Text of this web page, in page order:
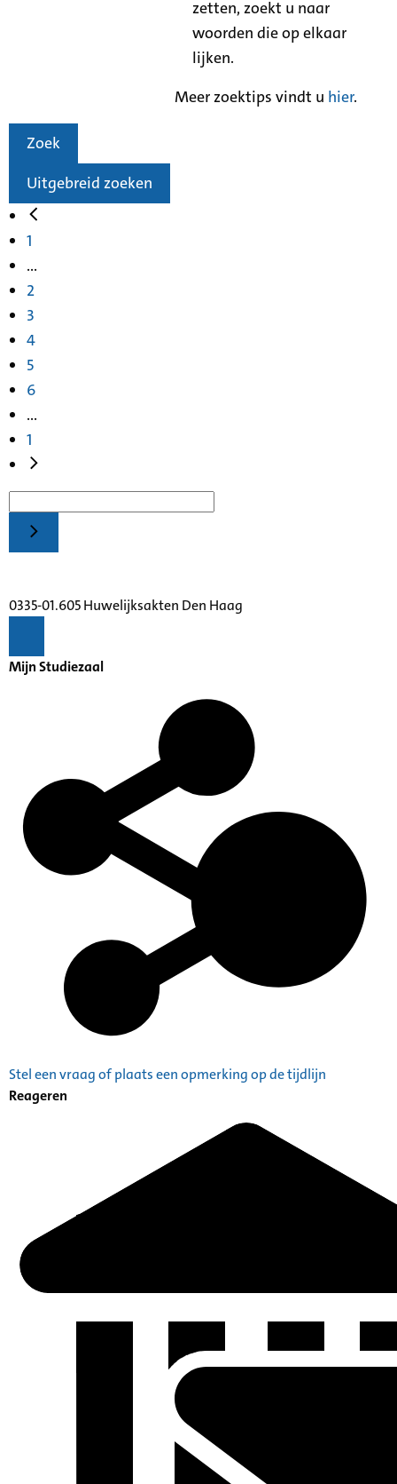
zetten, zoekt u naar
woorden die op elkaar
lijken.
Meer zoektips vindt u hier.
Zoek
Uitgebreid zoeken
1
...
2
3
4
5
6
...
1
0335-01.605 Huwelijksakten Den Haag
Mijn Studiezaal
Stel een vraag of plaats een opmerking op de tijdlijn
Reageren